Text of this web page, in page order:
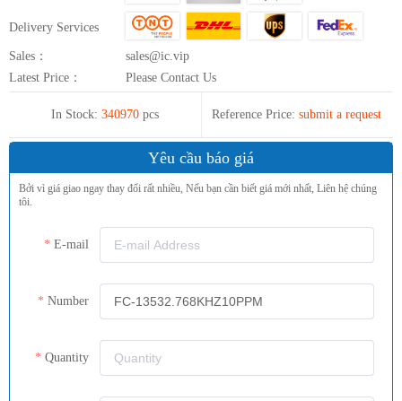
Delivery Services
Sales：
sales@ic.vip
Latest Price：
Please Contact Us
In Stock: 340970 pcs Reference Price: submit a request
Yêu cầu báo giá
Bởi vì giá giao ngay thay đổi rất nhiều, Nếu bạn cần biết giá mới nhất, Liên hệ chúng
tôi.
E-mail
Number
Quantity